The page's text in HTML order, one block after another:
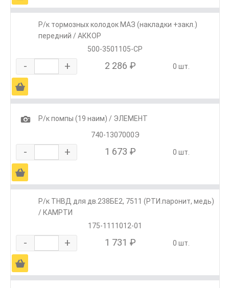
Р/к тормозных колодок МАЗ (накладки +закл.)
передний / АККОР
500-3501105-СР
- + 2 286 ₽ 0 шт.
Ä
1
Р/к помпы (19 наим) / ЭЛЕМЕНТ
740-1307000Э
- + 1 673 ₽ 0 шт.
Ä
Р/к ТНВД для дв.238БЕ2, 7511 (РТИ.паронит, медь)
/ КАМРТИ
175-1111012-01
- + 1 731 ₽ 0 шт.
Ä